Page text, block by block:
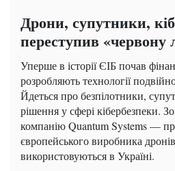
Дрони, супутники,
переступив «червону
Уперше в історії ЄІБ почав
розробляють технології
Йдеться про безпілотники,
рішення у сфері кібербезпеки.
компанію Quantum Systems —
європейського виробника
використовуються в Україні.